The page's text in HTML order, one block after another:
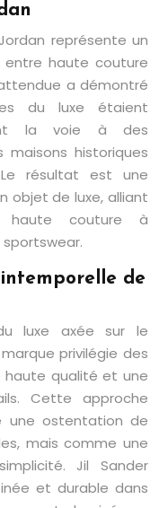
représente un
entre haute couture
a démontré
du luxe étaient
la voie à des
historiques
résultat est une
objet de luxe, alliant
haute couture à
de
luxe axée sur le
privilégie des
haute qualité et une
Cette approche
une ostentation de
mais comme une
Jil Sander
et durable dans